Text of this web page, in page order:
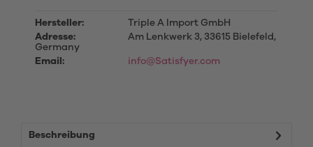
Hersteller:
Triple A Import GmbH
Adresse:
Am Lenkwerk 3, 33615 Bielefeld,
Germany
Email:
info@Satisfyer.com
Beschreibung